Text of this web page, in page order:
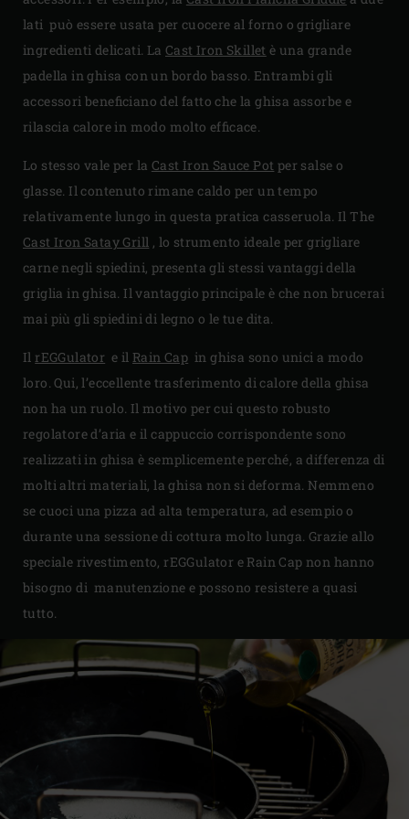
lati può essere usata per cuocere al forno o grigliare
ingredienti delicati. La Cast Iron Skillet è una grande
padella in ghisa con un bordo basso. Entrambi gli
accessori beneficiano del fatto che la ghisa assorbe e
rilascia calore in modo molto efficace.
Lo stesso vale per la Cast Iron Sauce Pot per salse o
glasse. Il contenuto rimane caldo per un tempo
relativamente lungo in questa pratica casseruola. Il The
Cast Iron Satay Grill , lo strumento ideale per grigliare
carne negli spiedini, presenta gli stessi vantaggi della
griglia in ghisa. Il vantaggio principale è che non brucerai
mai più gli spiedini di legno o le tue dita.
IlrEGGulator e ilRain Cap in ghisa sono unici a modo
loro. Qui, l’eccellente trasferimento di calore della ghisa
non ha un ruolo. Il motivo per cui questo robusto
regolatore d’aria e il cappuccio corrispondente sono
realizzati in ghisa è semplicemente perché, a differenza di
molti altri materiali, la ghisa non si deforma. Nemmeno
se cuoci una pizza ad alta temperatura, ad esempio o
durante una sessione di cottura molto lunga. Grazie allo
speciale rivestimento, rEGGulator e Rain Cap non hanno
bisogno di manutenzione e possono resistere a quasi
tutto.